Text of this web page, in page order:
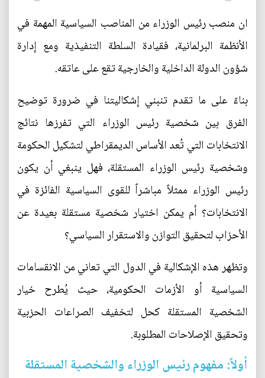
ان منصب رئيس الوزراء من المناصب السياسية المهمة في
الأنظمة البرلمانية، فقيادة السلطة التنفيذية ومع إدارة
شؤون الدولة الداخلية والخارجية تقع على عاتقه.
بناءً على ما تقدم تنبني إشكاليتنا في ضرورة توضيح
الفرق بين شخصية رئيس الوزراء التي تفرزها نتائج
الانتخابات التي تُعد الأساس الديمقراطي لتشكيل الحكومة
وشخصية رئيس الوزراء المستقلة، فهل ينبغي أن يكون
رئيس الوزراء ممثلاً مباشراً للقوى السياسية الفائزة في
الانتخابات؟ أم يمكن اختيار شخصية مستقلة بعيدة عن
الأحزاب لتحقيق التوازن والاستقرار السياسي؟
وتظهر هذه الإشكالية في الدول التي تعاني من الانقسامات
السياسية أو الأزمات الحكومية، حيث يُطرح خيار
الشخصية المستقلة كحل لتخفيف الصراعات الحزبية
وتحقيق الإصلاحات المطلوبة.
أولاً: مفهوم رئيس الوزراء والشخصية المستقلة